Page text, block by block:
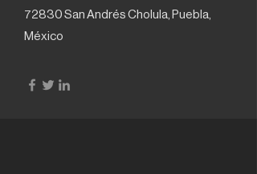
72830 San Andrés Cholula, Puebla,
México